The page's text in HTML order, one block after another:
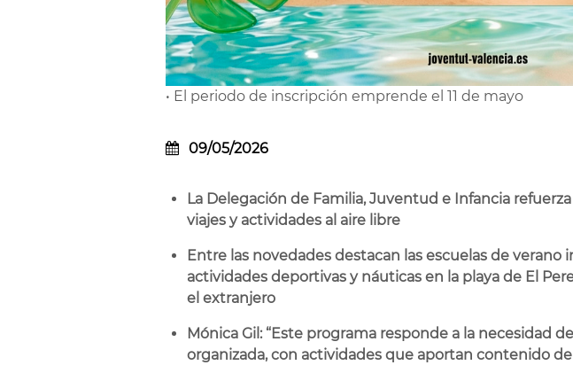
• El periodo de inscripción emprende el 11 de mayo
09/05/2026
La Delegación de Familia, Juventud e Infancia
viajes y actividades al aire libre
Entre las novedades destacan las escuelas de
actividades deportivas y náuticas en la playa de El
el extranjero
Mónica Gil: “Este programa responde a la necesidad
organizada, con actividades que aportan contenido